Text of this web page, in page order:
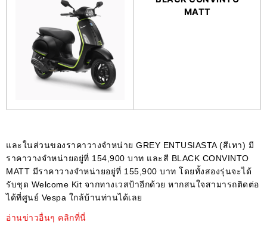
MATT
และในส่วนของราคาวางจำหน่าย GREY ENTUSIASTA (สีเทา) มี
ราคาวางจำหน่ายอยู่ที่ 154,900 บาท และสี BLACK CONVINTO
MATT มีราคาวางจำหน่ายอยู่ที่ 155,900 บาท โดยทั้งสองรุ่นจะได้
รับชุด Welcome Kit จากทางเวสป้าอีกด้วย หากสนใจสามารถติดต่อ
ได้ที่ศูนย์ Vespa ใกล้บ้านท่านได้เลย
อ่านข่าวอื่นๆ คลิกที่นี่